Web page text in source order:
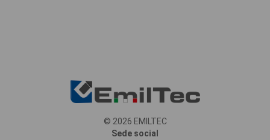
© 2026 EMILTEC
Sede social